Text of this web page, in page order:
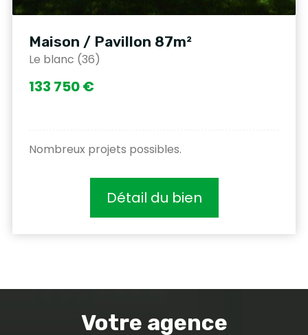
Maison / Pavillon 87m²
Le blanc (36)
133 750 €
Nombreux projets possibles.
Détail du bien
Votre agence